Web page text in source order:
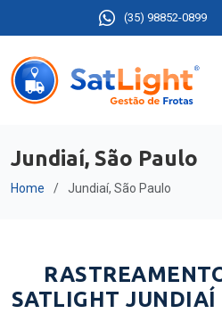
(35) 98852-0899
Jundiaí, São Paulo
Home Jundiaí, São Paulo
SATLIGHT JUNDIAÍ